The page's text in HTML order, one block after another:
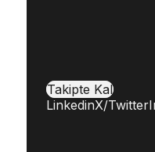
Takipte Kal
LinkedinX/Twitter